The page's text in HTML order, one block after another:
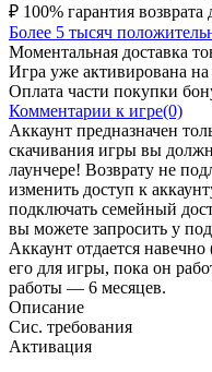
₽ 100% гарантия
Более 5 тысяч
Моментальная доставка
Игра уже активирована на
Оплата части покупки
Комментарии к игре(0)
Аккаунт предназначен
скачивания игры вы
лаунчере! Возврату не
изменить доступ к
подключать семейный
вы можете запросить у
Аккаунт отдается
его для игры, пока он
работы — 6 месяцев.
Описание
Сис. требования
Активация